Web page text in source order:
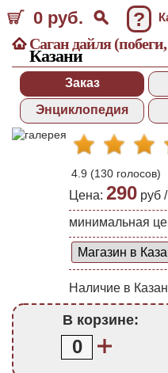
0 руб. ?
Саган дайля
Казани
Заказ
Энциклопедия
4.9 (130 голосов)
Цена: 290 руб /
минимальная
Наличие в
В корзине:
0